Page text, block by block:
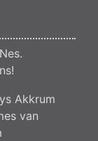
!
Akkrum
van